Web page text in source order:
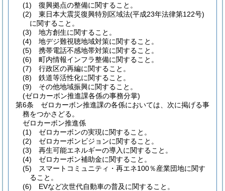
(1) 復興拠点の整備に関すること。
(2) 東日本大震災復興特別区域法(平成23年法律第122号)
に関すること。
(3) 地方創生に関すること。
(4) 地デジ難視聴地域対策に関すること。
(5) 携帯電話不感地帯対策に関すること。
(6) 町内情報インフラ整備に関すること。
(7) 行政区の再編に関すること。
(8) 鉄道等活性化に関すること。
(9) その他地域振興に関すること。
(ゼロカーボン推進課各係の事務分掌)
第6条
ゼロカーボン推進課の各係においては、次に掲げる事
務をつかさどる。
ゼロカーボン推進係
(1) ゼロカーボンの実現に関すること。
(2) ゼロカーボンビジョンに関すること。
(3) 再生可能エネルギーの導入に関すること。
(4) ゼロカーボン補助金に関すること。
(5) スマートコミュニティ・再エネ100％産業団地に関す
ること。
(6) EVなど次世代自動車の普及に関すること。